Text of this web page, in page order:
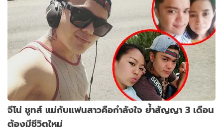
จีโน่ ชูทส์ แม่กับแฟนสาวคือกำลังใจ ย้ำสัญญา 3 เดือน
ต้องมีชีวิตใหม่